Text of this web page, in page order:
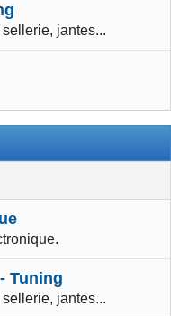
jantes...
Tuning
jantes...